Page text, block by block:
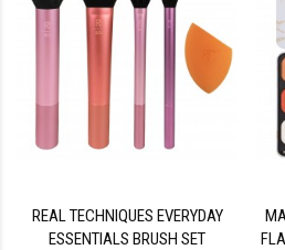
REAL TECHNIQUES EVERYDAY
ESSENTIALS BRUSH SET